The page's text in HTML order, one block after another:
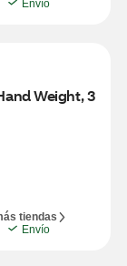
Envío
Weight, 3
tiendas
Envío